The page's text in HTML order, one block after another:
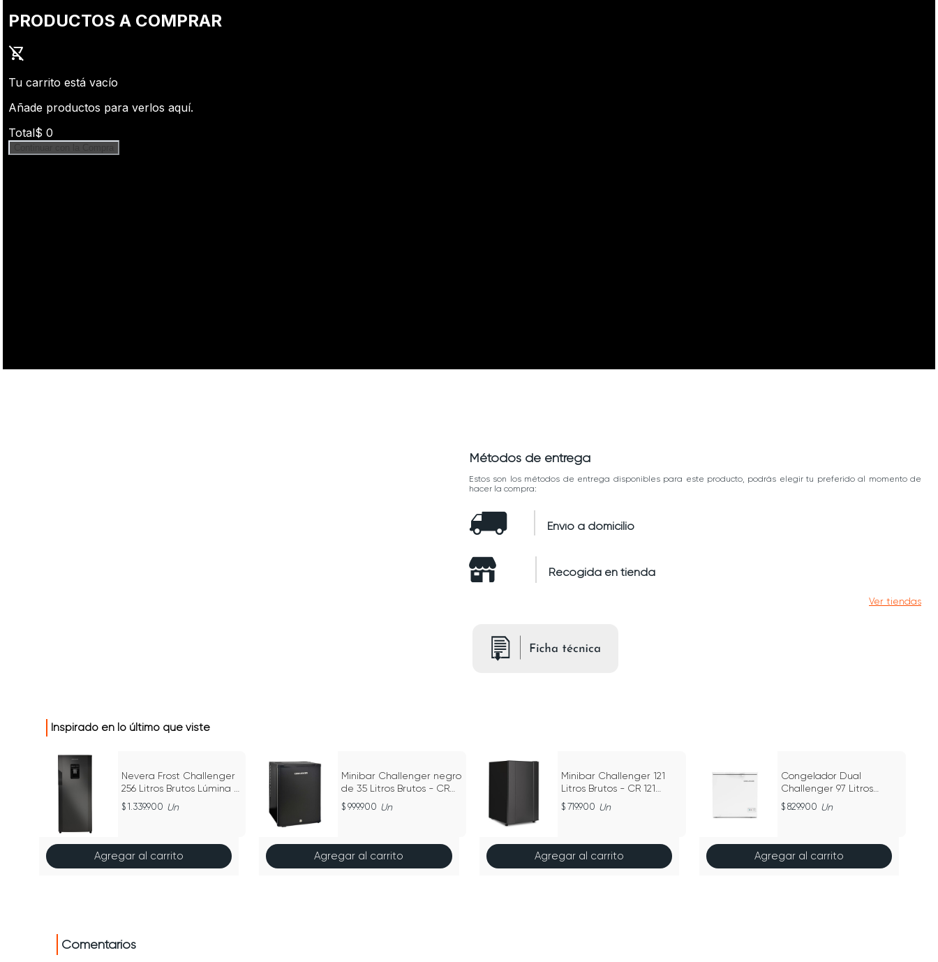
Métodos de entrega
Estos son los métodos de entrega disponibles para este producto, podrás elegir tu preferido al momento de
hacer la compra:
Envío a domicilio
Recogida en tienda
Ver tiendas
Inspirado en lo último que viste
Nevera Frost Challenger
256 Litros Brutos Lúmina -
CR 256
1.339.900 Un
Agregar al carrito
Minibar Challenger negro
de 35 Litros Brutos - CR
079 / 35 L
999.900 Un
Agregar al carrito
Minibar Challenger 121
Litros Brutos - CR 121
Titanium Negro
719.900 Un
Agregar al carrito
Congelador Dual
Challenger 97 Litros
Blanco CH 100
829.900 Un
Agregar al carrito
Comentarios